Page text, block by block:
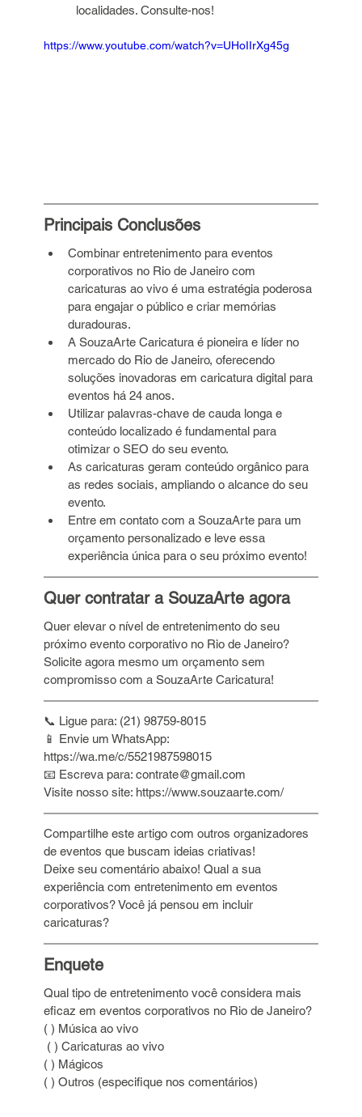
localidades. Consulte-nos!
https://www.youtube.com/watch?v=UHoIIrXg45g
Principais Conclusões
Combinar entretenimento para eventos
corporativos no Rio de Janeiro com
caricaturas ao vivo é uma estratégia poderosa
para engajar o público e criar memórias
duradouras.
A SouzaArte Caricatura é pioneira e líder no
mercado do Rio de Janeiro, oferecendo
soluções inovadoras em caricatura digital para
eventos há 24 anos.
Utilizar palavras-chave de cauda longa e
conteúdo localizado é fundamental para
otimizar o SEO do seu evento.
As caricaturas geram conteúdo orgânico para
as redes sociais, ampliando o alcance do seu
evento.
Entre em contato com a SouzaArte para um
orçamento personalizado e leve essa
experiência única para o seu próximo evento!
Quer contratar a SouzaArte agora
Quer elevar o nível de entretenimento do seu
próximo evento corporativo no Rio de Janeiro?
Solicite agora mesmo um orçamento sem
compromisso com a SouzaArte Caricatura!
📞 Ligue para: (21) 98759-8015
📱 Envie um WhatsApp:
https://wa.me/c/5521987598015
📧 Escreva para: contrate@gmail.com
Visite nosso site: https://www.souzaarte.com/
Compartilhe este artigo com outros organizadores
de eventos que buscam ideias criativas!
Deixe seu comentário abaixo! Qual a sua
experiência com entretenimento em eventos
corporativos? Você já pensou em incluir
caricaturas?
Enquete
Qual tipo de entretenimento você considera mais
eficaz em eventos corporativos no Rio de Janeiro?
( ) Música ao vivo
( ) Caricaturas ao vivo
( ) Mágicos
( ) Outros (especifique nos comentários)